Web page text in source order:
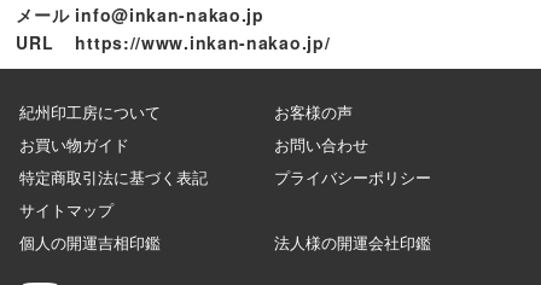
メール info@inkan-nakao.jp
URL
https://www.inkan-nakao.jp/
紀州印工房について
お客様の声
お買い物ガイド
お問い合わせ
特定商取引法に基づく表記
プライバシーポリシー
サイトマップ
個人の開運吉相印鑑
法人様の開運会社印鑑